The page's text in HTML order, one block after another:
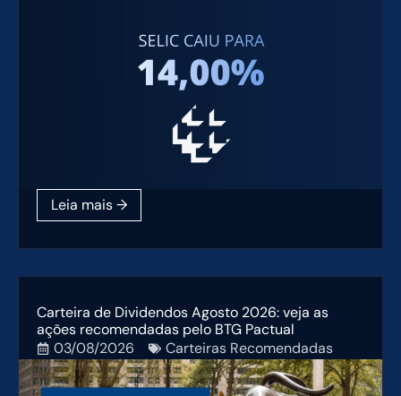
Carteira de Dividendos Agosto 2026: veja as
ações recomendadas pelo BTG Pactual
03/08/2026
Carteiras Recomendadas